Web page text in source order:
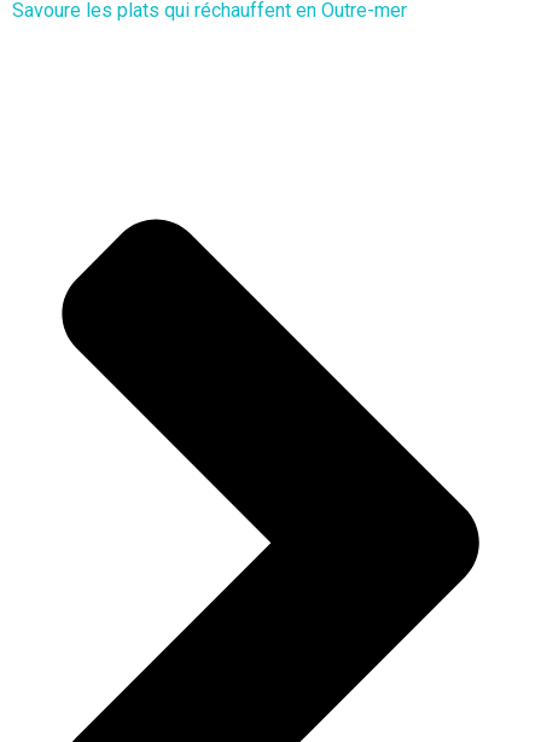
Savoure les plats qui réchauffent en Outre-mer